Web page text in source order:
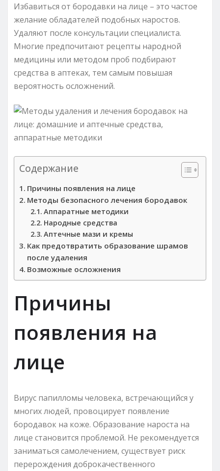
Избавиться от бородавки на лице – это частое
желание обладателей подобных наростов.
Удаляют после консультации специалиста.
Многие предпочитают рецепты народной
медицины или методом проб подбирают
средства в аптеках, тем самым повышая
вероятность осложнений.
Содержание
Причины появления на лице
Методы безопасного лечения бородавок
Аппаратные методики
Народные средства
Аптечные мази и кремы
Как предотвратить образование шрамов
после удаления
Возможные осложнения
Причины
появления на
лице
Вирус папилломы человека, встречающийся у
многих людей, провоцирует появление
бородавок на коже. Образование нароста на
лице становится проблемой. Не рекомендуется
заниматься самолечением, существует риск
перерождения доброкачественного